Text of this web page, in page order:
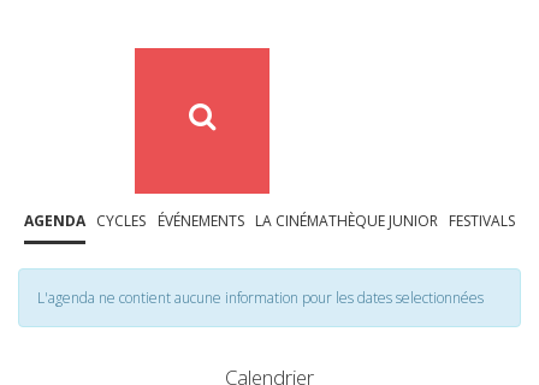
AGENDA CYCLES ÉVÉNEMENTS LA CINÉMATHÈQUE JUNIOR FESTIVALS
L'agenda ne contient aucune information pour les dates selectionnées
Calendrier